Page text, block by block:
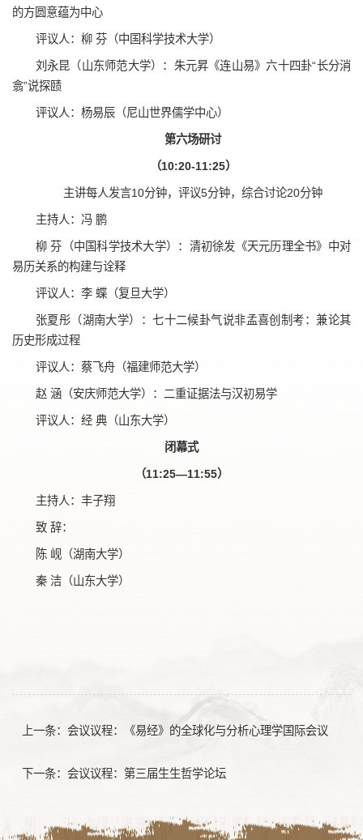
的方圆意蕴为中心
评议人：柳 芬（中国科学技术大学）
刘永昆（山东师范大学）：朱元昇《连山易》六十四卦“长分消
翕”说探赜
评议人：杨易辰（尼山世界儒学中心）
第六场研讨
（10:20-11:25）
主讲每人发言10分钟，评议5分钟，综合讨论20分钟
主持人：冯 鹏
柳 芬（中国科学技术大学）：清初徐发《天元历理全书》中对
易历关系的构建与诠释
评议人：李 蝶（复旦大学）
张夏彤（湖南大学）：七十二候卦气说非孟喜创制考：兼论其
历史形成过程
评议人：蔡飞舟（福建师范大学）
赵 涵（安庆师范大学）：二重证据法与汉初易学
评议人：经 典（山东大学）
闭幕式
（11:25—11:55）
主持人：丰子翔
致 辞：
陈 岘（湖南大学）
秦 洁（山东大学）
上一条： 会议议程：《易经》的全球化与分析心理学国际会议
下一条： 会议议程：第三届生生哲学论坛